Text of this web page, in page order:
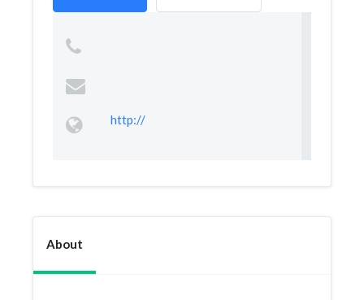
http://
About